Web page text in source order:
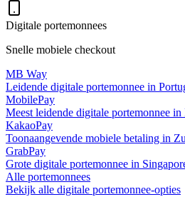
Digitale portemonnees
Snelle mobiele checkout
MB Way
Leidende digitale portemonnee in
MobilePay
Meest leidende digitale portemonnee in
KakaoPay
Toonaangevende mobiele betaling in
GrabPay
Grote digitale portemonnee in
Alle portemonnees
Bekijk alle digitale portemonnee-opties